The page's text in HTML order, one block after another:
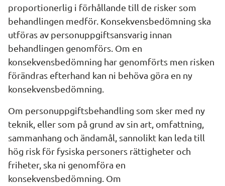
proportionerlig i förhållande till de risker som
behandlingen medför. Konsekvensbedömning ska
utföras av personuppgiftsansvarig innan
behandlingen genomförs. Om en
konsekvensbedömning har genomförts men risken
förändras efterhand kan ni behöva göra en ny
konsekvensbedömning.
Om personuppgiftsbehandling som sker med ny
teknik, eller som på grund av sin art, omfattning,
sammanhang och ändamål, sannolikt kan leda till
hög risk för fysiska personers rättigheter och
friheter, ska ni genomföra en
konsekvensbedömning. Om